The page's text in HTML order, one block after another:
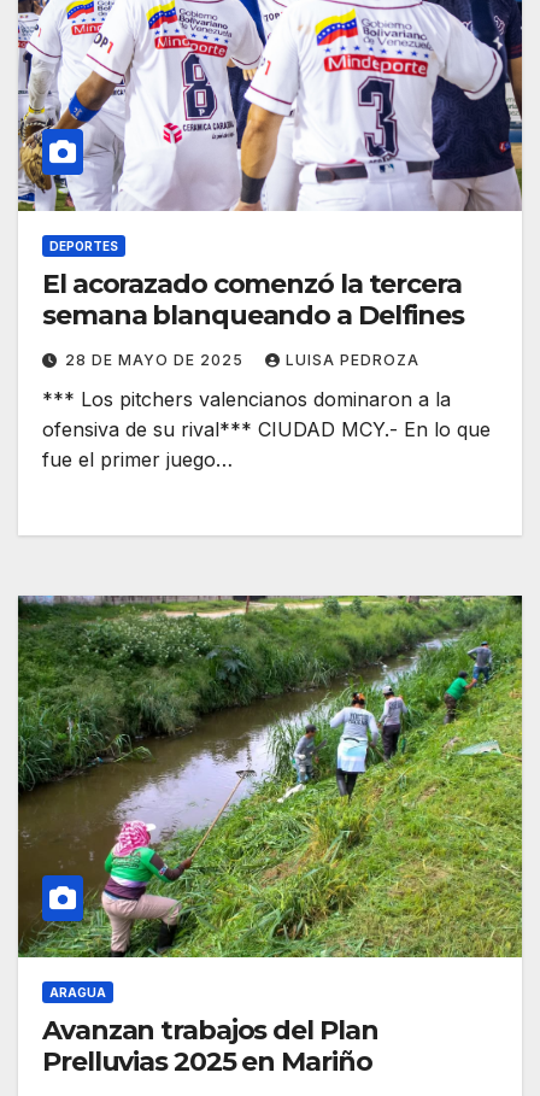
DEPORTES
El acorazado comenzó la tercera
semana blanqueando a Delfines
28 DE MAYO DE 2025 LUISA PEDROZA
*** Los pitchers valencianos dominaron a la
ofensiva de su rival*** CIUDAD MCY.- En lo que
fue el primer juego…
ARAGUA
Avanzan trabajos del Plan
Prelluvias 2025 en Mariño